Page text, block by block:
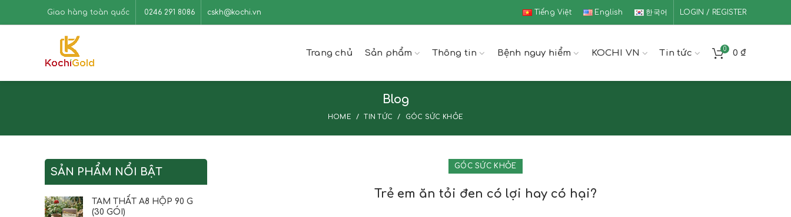
Giao hàng toàn quốc 0246 291 8086 cskh@kochi.vn Tiếng Việt English 한국어 LOGIN / REGISTER
Trang chủ Sản phẩm Thông tin Bệnh nguy hiểm KOCHI VN Tin tức 0 0 ₫
Blog
HOME TIN TỨC GÓC SỨC KHỎE
GÓC SỨC KHỎE
Trẻ em ăn tỏi đen có lợi hay có hại?
SẢN PHẨM NỔI BẬT
TAM THẤT A8 HỘP 90 G
(30 GÓI)